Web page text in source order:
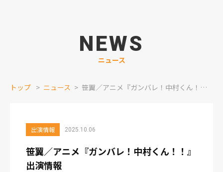
NEWS
ニュース
トップ ニュース 笹翼／アニメ『ガンバレ！中村くん！！』出演情報
出演情報 2025.10.06
笹翼／アニメ『ガンバレ！中村くん！！』
出演情報